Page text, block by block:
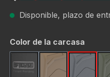
Disponible, plazo de
Seleccione
Color de la carcasa
Black FDE (Flat Dark